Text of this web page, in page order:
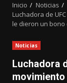
Inicio
Noticias
Luchadora de
le dieron un bono
Noticias
Luchadora